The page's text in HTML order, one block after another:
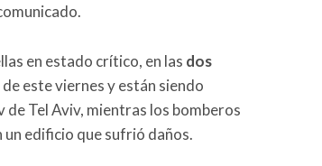
en estado crítico, en las dos
de este viernes y están siendo
de Tel Aviv, mientras los bomberos
edificio que sufrió daños.